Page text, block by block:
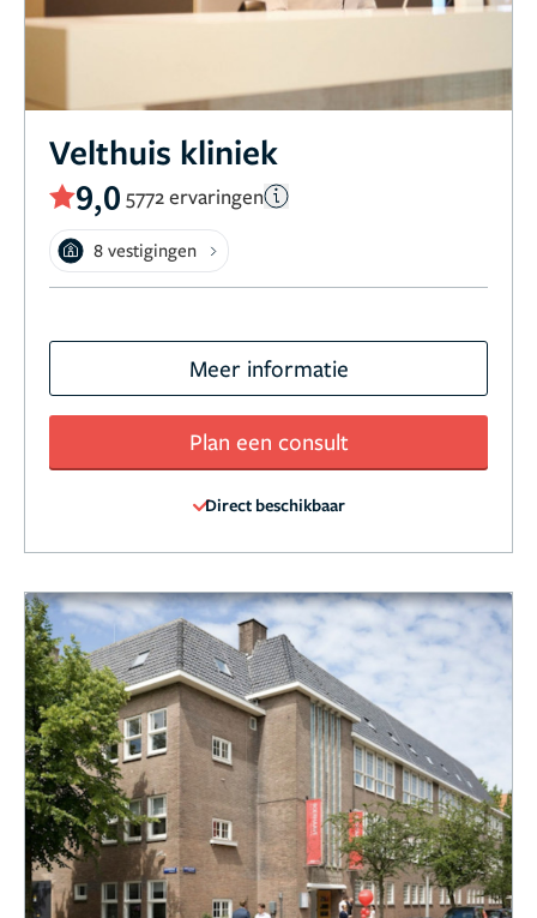
Velthuis kliniek
9,0 5772 ervaringen
8 vestigingen
Meer informatie
Plan een consult
Direct beschikbaar